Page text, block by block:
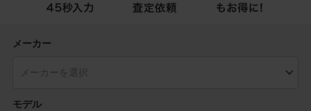
メーカー
モデル